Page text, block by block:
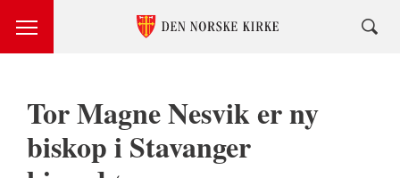
Tor Magne Nesvik er ny
biskop i Stavanger